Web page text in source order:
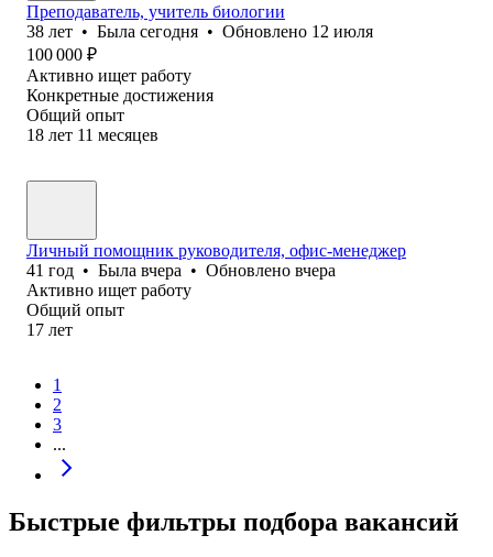
Преподаватель, учитель биологии
38 лет • Была сегодня • Обновлено 12 июля
100 000 ₽
Активно ищет работу
Конкретные достижения
Общий опыт
18 лет 11 месяцев
Личный помощник руководителя, офис-менеджер
41 год • Была вчера • Обновлено вчера
Активно ищет работу
Общий опыт
17 лет
1
2
3
...
Быстрые фильтры подбора вакансий